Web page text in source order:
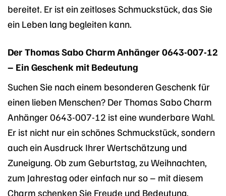
bereitet. Er ist ein zeitloses Schmuckstück, das Sie
ein Leben lang begleiten kann.
Der Thomas Sabo Charm Anhänger 0643-007-12
– Ein Geschenk mit Bedeutung
Suchen Sie nach einem besonderen Geschenk für
einen lieben Menschen? Der Thomas Sabo Charm
Anhänger 0643-007-12 ist eine wunderbare Wahl.
Er ist nicht nur ein schönes Schmuckstück, sondern
auch ein Ausdruck Ihrer Wertschätzung und
Zuneigung. Ob zum Geburtstag, zu Weihnachten,
zum Jahrestag oder einfach nur so – mit diesem
Charm schenken Sie Freude und Bedeutung.